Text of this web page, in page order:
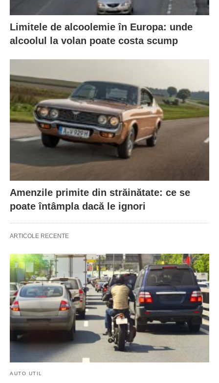
Limitele de alcoolemie în Europa: unde
alcoolul la volan poate costa scump
Amenzile primite din străinătate: ce se
poate întâmpla dacă le ignori
ARTICOLE RECENTE
AUTO UTIL